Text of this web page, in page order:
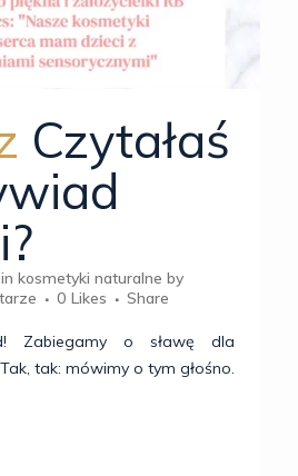
Czytałaś
in kosmetyki naturalne by
0 Likes Share
Zabiegamy o sławę dla
tak: mówimy o tym głośno.